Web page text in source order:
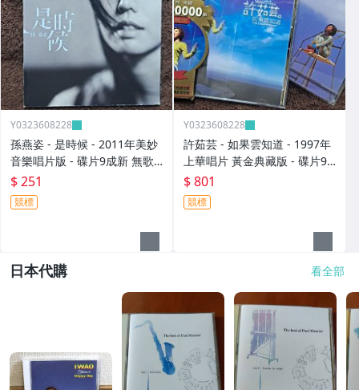
Y0323608228
孫燕姿 - 是時候 - 2011年美妙
音樂唱片版 - 碟片9成新 無歌
$ 251
競標
Y0323608228
許茹芸 - 如果雲知道 - 1997年
上華唱片 黃金典藏版 - 碟片9
成新 附外紙盒+寫真年曆 - 801
元起標 大
$ 801
競標
日本代購 看全部